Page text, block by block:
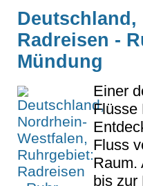
Radreisen -
Mündung
Einer
Flüsse
Fluss
Raum.
bis zur